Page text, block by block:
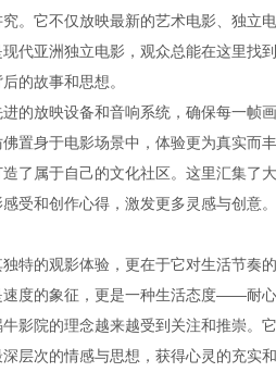
。它不仅放映最新的艺术电影、独立
代亚洲独立电影，观众总能在这里找
的故事和思想。
的放映设备和音响系统，确保每一帧
置身于电影场景中，体验更为真实而
了属于自己的文化社区。这里汇集了
受和创作心得，激发更多灵感与创意
特的观影体验，更在于它对生活节奏
速度的象征，更是一种生活态度——耐
影院的理念越来越受到关注和推崇。
层次的情感与思想，获得心灵的充实